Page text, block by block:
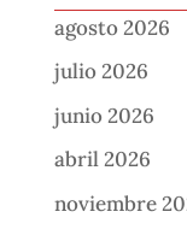
agosto 2026
julio 2026
junio 2026
abril 2026
noviembre